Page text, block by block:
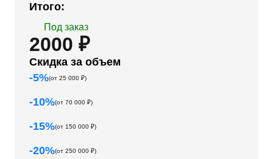
Итого:
Под заказ
2000 ₽
Скидка за объем
-5%(от 25 000 ₽)
-10%(от 70 000 ₽)
-15%(от 150 000 ₽)
-20%(от 250 000 ₽)